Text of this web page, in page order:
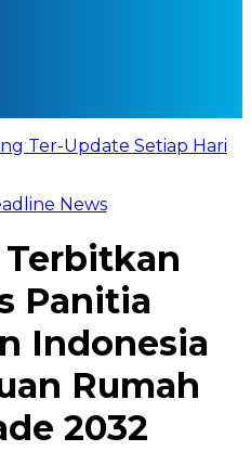
Ter-Update Setiap Hari
News
Panitia
Indonesia
Rumah
2032